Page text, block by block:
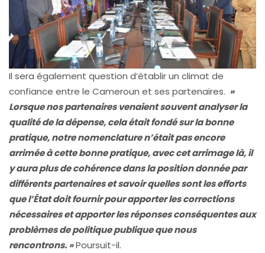
Il sera également question d’établir un climat de
confiance entre le Cameroun et ses partenaires. »
Lorsque nos partenaires venaient souvent analyser la
qualité de la dépense, cela était fondé sur la bonne
pratique, notre nomenclature n’était pas encore
arrimée à cette bonne pratique, avec cet arrimage là, il
y aura plus de cohérence dans la position donnée par
différents partenaires et savoir quelles sont les efforts
que l’État doit fournir pour apporter les corrections
nécessaires et apporter les réponses conséquentes aux
problèmes de politique publique que nous
rencontrons. »Poursuit-il.